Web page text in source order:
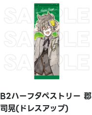
B2ハーフタペストリー 郡
司晃(ドレスアップ)